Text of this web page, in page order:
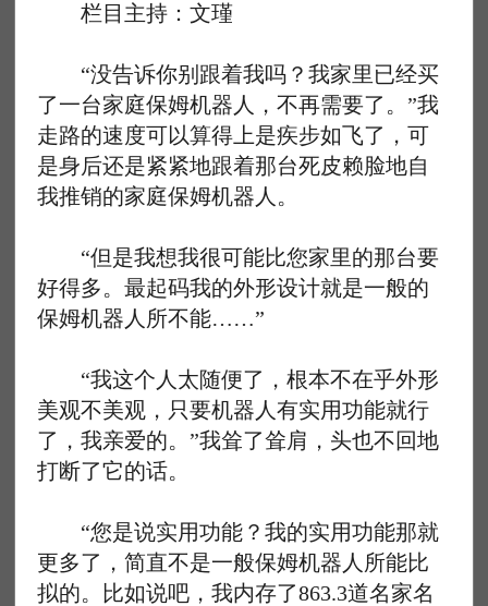
栏目主持：文瑾
“没告诉你别跟着我吗？我家里已经买
了一台家庭保姆机器人，不再需要了。”我
走路的速度可以算得上是疾步如飞了，可
是身后还是紧紧地跟着那台死皮赖脸地自
我推销的家庭保姆机器人。
“但是我想我很可能比您家里的那台要
好得多。最起码我的外形设计就是一般的
保姆机器人所不能……”
“我这个人太随便了，根本不在乎外形
美观不美观，只要机器人有实用功能就行
了，我亲爱的。”我耸了耸肩，头也不回地
打断了它的话。
“您是说实用功能？我的实用功能那就
更多了，简直不是一般保姆机器人所能比
拟的。比如说吧，我内存了863.3道名家名